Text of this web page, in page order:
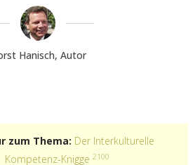
Hanisch, Autor
zum Thema: Der Interkulturelle
Kompetenz-Knigge 2100